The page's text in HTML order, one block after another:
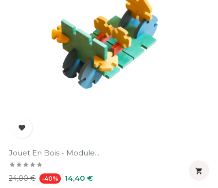

Jouet En Bois - Module...
Prix
24,00 € -40% Prix
14,40 €
